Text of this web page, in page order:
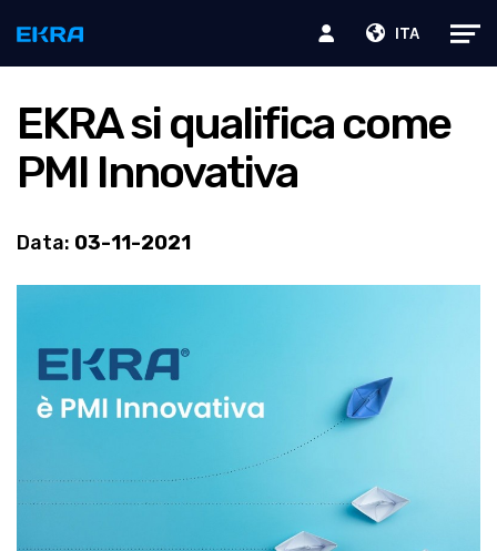
ITA
EKRA si qualifica come
PMI Innovativa
Data: 03-11-2021